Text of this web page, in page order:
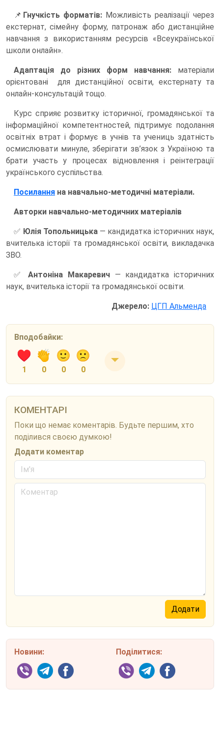
📌 Гнучкість форматів: Можливість реалізації через
екстернат, сімейну форму, патронаж або дистанційне
навчання з використанням ресурсів «Всеукраїнської
школи онлайн».
Адаптація до різних форм навчання: матеріали
орієнтовані для дистанційної освіти, екстернату та
онлайн-консультацій тощо.
Курс сприяє розвитку історичної, громадянської та
інформаційної компетентностей, підтримує подолання
освітніх втрат і формує в учнів та учениць здатність
осмислювати минуле, зберігати зв’язок з Україною та
брати участь у процесах відновлення і реінтеграції
українського суспільства.
Посилання на навчально-методичні матеріали.
Авторки навчально-методичних матеріалів
✅ Юлія Топольницька— кандидатка історичних наук,
вчителька історії та громадянської освіти, викладачка
ЗВО.
✅Антоніна Макаревич — кандидатка історичних
наук, вчителька історії та громадянської освіти.
Джерело: ЦГП Альменда
Вподобайки:
1 0 0 0
КОМЕНТАРІ
Поки що немає коментарів. Будьте першим, хто
поділився своєю думкою!
Додати коментар
Новини: Поділитися: